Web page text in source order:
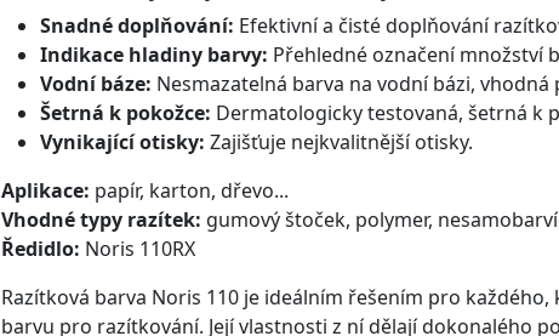
Snadné doplňování: Efektivní a čisté doplňování
Indikace hladiny barvy: Přehledné označení množství
Vodní báze: Nesmazatelná barva na vodní bázi,
Šetrná k pokožce: Dermatologicky testovaná, šetrná k
Vynikající otisky: Zajišťuje nejkvalitnější otisky.
Aplikace: papír, karton, dřevo...
Vhodné typy razítek: gumový štoček, polymer,
Ředidlo: Noris 110RX
Razítková barva Noris 110 je ideálním řešením pro
barvu pro razítkování. Její vlastnosti z ní dělají dokonalého